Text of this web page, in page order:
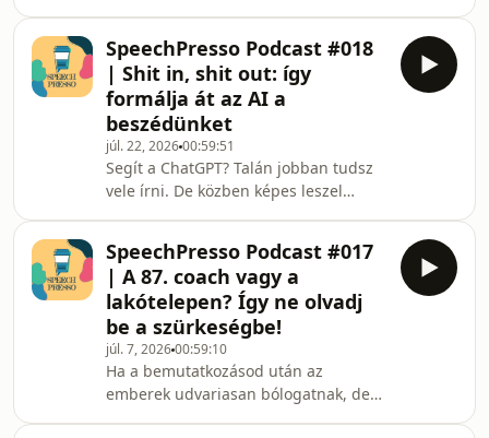
bármi mást.Lehet, hogy te is mondtál
már olyat, hogy:„Én introvertált
vagyok.”„Nem tudok történeteket
mesélni.”„Félek attól, hogy nemet
mondanak.”„Vezetőként nekem kell
tudnom a megoldást.”Ebben az
epizódban hét ember történetét
hozzuk el, akik egészen különböző
helyzet
SpeechPresso Podcast #018
| Shit in, shit out: így
formálja át az AI a
beszédünket
júl. 22, 202600:59:51
Segít a ChatGPT? Talán jobban tudsz
vele írni. De közben képes leszel
helyetted egy motivációs levelet,
prezentációvázlatot, LinkedIn-posztot
vagy munkahelyi e-mailt. De mi
történik akkor, amikor már nem elég a
tökéletesen csiszolt szöveg, hanem
élőben kell megszólalnod?Például
amikor egy állásinterjún kell
bizonyítanod.Vagy ami
SpeechPresso Podcast #017
| A 87. coach vagy a
lakótelepen? Így ne olvadj
be a szürkeségbe!
júl. 7, 202600:59:10
Ha a bemutatkozásod után az
emberek udvariasan bólogatnak, de